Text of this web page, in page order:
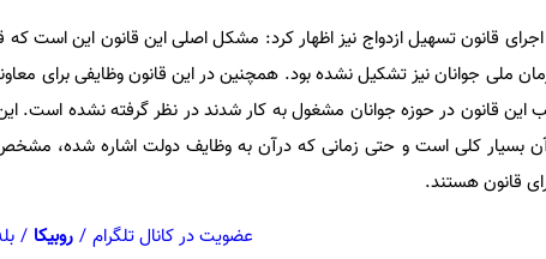
قانون تسهیل ازدواج نیز اظهار کرد: مشکل اصلی این قانون این است
ملی جوانان نیز تشکیل نشده بود. همچنین در این قانون وظایفی برای
این قانون در حوزه جوانان مشغول به کار شدند در نظر گرفته نشده است.
بسیار کلی است و حتی زمانی که درآن به وظایف دولت اشاره شده،
قانون هستند.
عضویت در کانال تلگرام / روبیکا /